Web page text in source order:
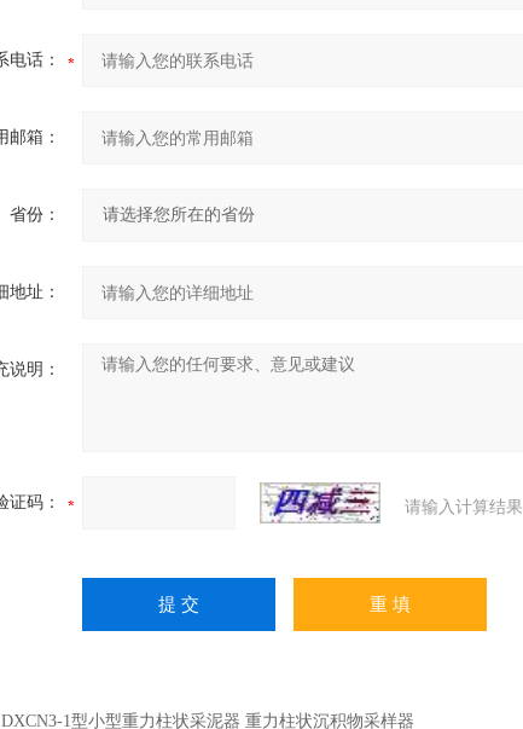
电话：
邮箱：
省份：
地址：
说明：
证码： 请输入计算结
DXCN3-1型小型重力柱状采泥器 重力柱状沉积物采样器